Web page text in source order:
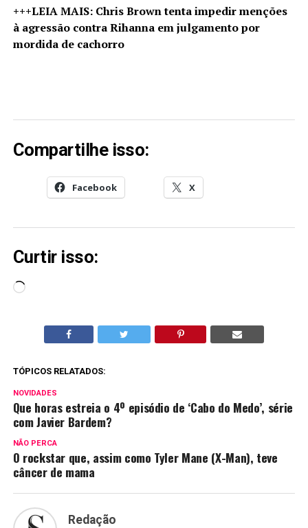
+++LEIA MAIS: Chris Brown tenta impedir menções
à agressão contra Rihanna em julgamento por
mordida de cachorro
Compartilhe isso:
Facebook X
Curtir isso:
Carregando...
TÓPICOS RELATADOS:
NOVIDADES
Que horas estreia o 4º episódio de ‘Cabo do Medo’, série
com Javier Bardem?
NÃO PERCA
O rockstar que, assim como Tyler Mane (X-Man), teve
câncer de mama
Redação